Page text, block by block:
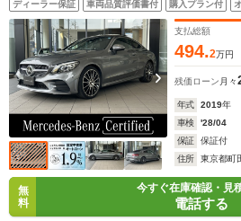
ト シートヒーター 本革黒シート
ウッドインテリアトリム パフュー
ディーラー保証 車両品質評価書付 購入プラン付
支払総額
494.2万円
残価ローン 月々
年式 2019年
車検
'28/04
保証
保証付
住所
東京都町
無
料
今すぐ在庫確認・見
電話する